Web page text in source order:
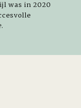
was in 2020
.